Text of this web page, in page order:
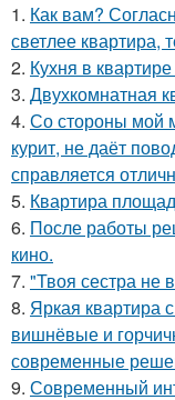
1. Как вам?
светлее квартира,
2. Кухня в
3. Двухкомнатная
4. Со стороны мой
курит, не даёт
справляется
5. Квартира
6. После работы
кино.
7. "Твоя сестра не
8. Яркая квартира
вишнёвые и
современные
9. Современный